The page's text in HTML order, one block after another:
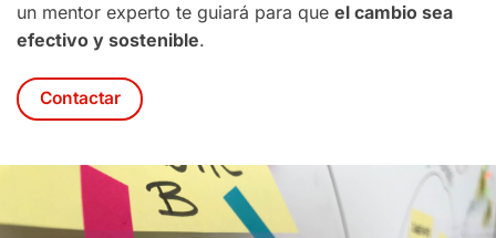
un mentor experto te guiará para que el cambio sea
efectivo y sostenible.
Contactar